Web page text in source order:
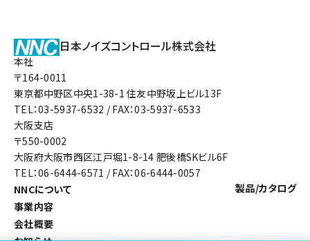
日本ノイズコントロール株式会社
本社
〒164-0011
東京都中野区中央1-38-1 住友中野坂上ビル13F
TEL：03-5937-6532 / FAX：03-5937-6533
大阪支店
〒550-0002
大阪府大阪市西区江戸堀1-8-14 肥後橋SKビル6F
TEL：06-6444-6571 / FAX：06-6444-0057
NNCについて
事業内容
会社概要
製品/カタログ